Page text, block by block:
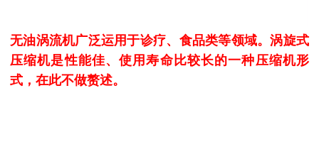
无油涡流机广泛运用于诊疗、食品类等领域。涡旋式
压缩机是性能佳、使用寿命比较长的一种压缩机形
式，在此不做赘述。